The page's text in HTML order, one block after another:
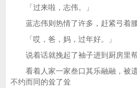
「过来啦，志伟。」
蓝志伟则热情了许多，赶紧弓着腰
「哎，爸，妈，过年好。」
说着话就挽起了袖子进到厨房里帮
看着人家一家叁口其乐融融，被遗
不约而同的耸了耸